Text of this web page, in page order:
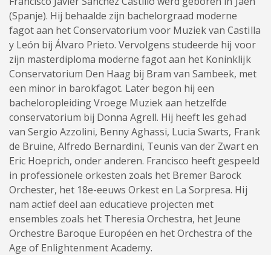
(Spanje). Hij behaalde zijn bachelorgraad moderne
fagot aan het Conservatorium voor Muziek van Castilla
y León bij Álvaro Prieto. Vervolgens studeerde hij voor
zijn masterdiploma moderne fagot aan het Koninklijk
Conservatorium Den Haag bij Bram van Sambeek, met
een minor in barokfagot. Later begon hij een
bacheloropleiding Vroege Muziek aan hetzelfde
conservatorium bij Donna Agrell. Hij heeft les gehad
van Sergio Azzolini, Benny Aghassi, Lucia Swarts, Frank
de Bruine, Alfredo Bernardini, Teunis van der Zwart en
Eric Hoeprich, onder anderen. Francisco heeft gespeeld
in professionele orkesten zoals het Bremer Barock
Orchester, het 18e-eeuws Orkest en La Sorpresa. Hij
nam actief deel aan educatieve projecten met
ensembles zoals het Theresia Orchestra, het Jeune
Orchestre Baroque Européen en het Orchestra of the
Age of Enlightenment Academy.